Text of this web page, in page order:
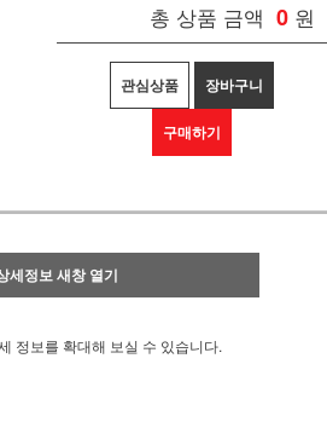
총 상품 금액 0 원
관심상품 장바구니
구매하기
세정보 새창 열기
정보를 확대해 보실 수 있습니다.